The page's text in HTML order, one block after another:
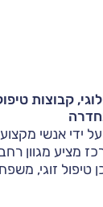
קבוצות
ידי אנשי
מציע מגוון
טיפול זוגי,